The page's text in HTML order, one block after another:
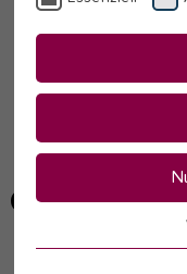
Essenzielle